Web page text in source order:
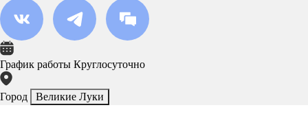
График работы Круглосуточно
Город Великие Луки